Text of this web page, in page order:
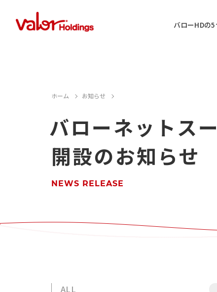
バローHDの
IR情報に関するお問い合わせ
店舗用地・テナント・催事に関する
M&A案件に関するお問い合わせ
店舗営業に関するお問い合わせ
ホーム お知らせ
バローネットス
開設のお知らせ
NEWS RELEASE
ALL